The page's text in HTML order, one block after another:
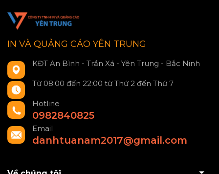
IN VÀ QUẢNG CÁO YÊN TRUNG
KĐT An Bình - Trần Xá - Yên Trung - Bắc Ninh
Từ 08:00 đến 22:00 từ Thứ 2 đến Thứ 7
Hotline
0982840825
Email
danhtuanam2017@gmail.com